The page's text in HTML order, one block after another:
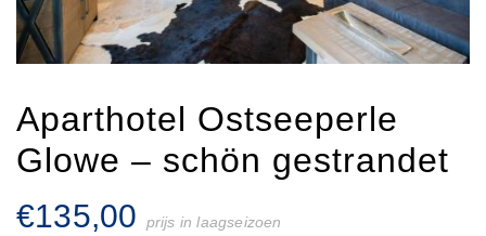
Aparthotel Ostseeperle
Glowe – schön gestrandet
€135,00 prijs in laagseizoen